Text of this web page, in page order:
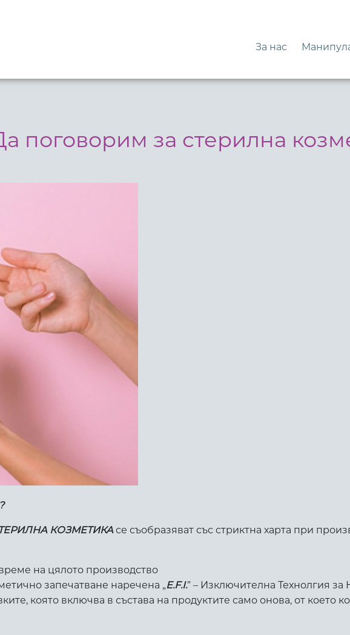
За нас
поговорим за стерилна
КОЗМЕТИКАсе съобразяват със стриктна харта при
на цялото производство
запечатване наречена „E.F.I.” – Изключителна Технолгия
която включва в състава на продуктите само онова, от което